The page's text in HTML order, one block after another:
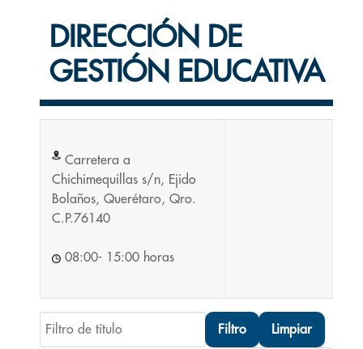
DIRECCIÓN DE
GESTIÓN EDUCATIVA
Carretera a
Chichimequillas s/n, Ejido
Bolaños, Querétaro, Qro.
C.P.76140
08:00- 15:00 horas
Filtro de título
Filtro Limpiar